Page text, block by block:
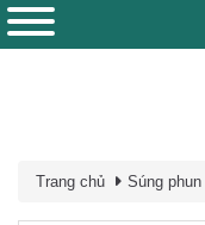
Trang chủ Súng